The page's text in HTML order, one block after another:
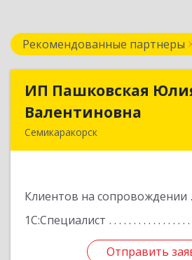
Рекомендованные партнеры
ИП Пашковская
Валентиновна
Семикаракорск
Клиентов на сопровождении
1С:Специалист
Отправить
ИП
Отправить